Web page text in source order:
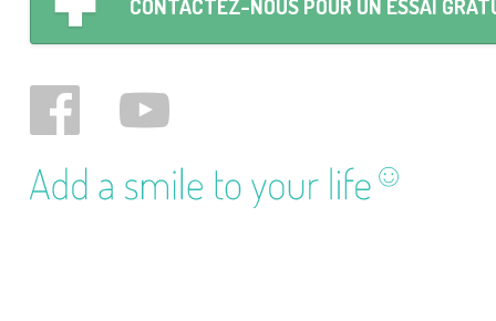
CONTACTEZ-NOUS POUR UN ESSAI